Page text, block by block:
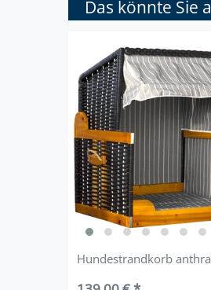
Das könnte Sie
Hundestrandkorb